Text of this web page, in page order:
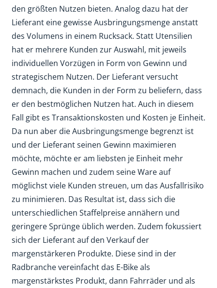
den größten Nutzen bieten. Analog dazu hat der
Lieferant eine gewisse Ausbringungsmenge anstatt
des Volumens in einem Rucksack. Statt Utensilien
hat er mehrere Kunden zur Auswahl, mit jeweils
individuellen Vorzügen in Form von Gewinn und
strategischem Nutzen. Der Lieferant versucht
demnach, die Kunden in der Form zu beliefern, dass
er den bestmöglichen Nutzen hat. Auch in diesem
Fall gibt es Transaktionskosten und Kosten je Einheit.
Da nun aber die Ausbringungsmenge begrenzt ist
und der Lieferant seinen Gewinn maximieren
möchte, möchte er am liebsten je Einheit mehr
Gewinn machen und zudem seine Ware auf
möglichst viele Kunden streuen, um das Ausfallrisiko
zu minimieren. Das Resultat ist, dass sich die
unterschiedlichen Staffelpreise annähern und
geringere Sprünge üblich werden. Zudem fokussiert
sich der Lieferant auf den Verkauf der
margenstärkeren Produkte. Diese sind in der
Radbranche vereinfacht das E-Bike als
margenstärkstes Produkt, dann Fahrräder und als